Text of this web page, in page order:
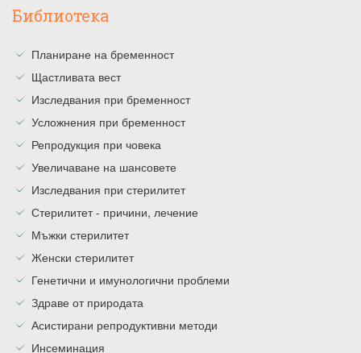
Библиотека
Планиране на бременност
Щастливата вест
Изследвания при бременност
Усложнения при бременност
Репродукция при човека
Увеличаване на шансовете
Изследвания при стерилитет
Стерилитет - причини, лечение
Мъжки стерилитет
Женски стерилитет
Генетични и имунологични проблеми
Здраве от природата
Асистирани репродуктивни методи
Инсеминация